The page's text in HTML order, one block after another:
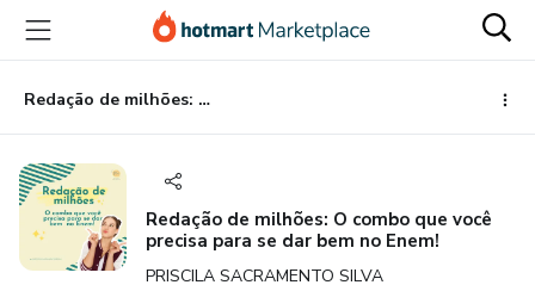
para
conteúdo
principal
para
pagamento
para
rodapé
Redação de milhões: O combo que você precisa para se dar bem no Enem!
Redação de milhões: O combo que você
precisa para se dar bem no Enem!
PRISCILA SACRAMENTO SILVA